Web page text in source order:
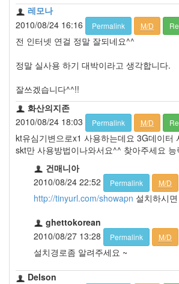
레모나
2010/08/24 16:16
Permalink M/D
전 인터넷 연걸 정말 잘되네요^^
정말 실사용 하기 대박이라고 생각합니다.
잘쓰겠습니다^^!!
화산의지존
2010/08/24 18:03
Permalink M/D
kt유심기변으로x1 사용하는데요 3G데이터
skt만 사용방법이나와서요^^ 찾아주세요
건매니아
2010/08/24 22:52
Permalink M/D
http://tinyurl.com/showapn 설치하시
ghettokorean
2010/08/27 13:28
Permalink M/D
설치경로좀 알려주세요 ~
Delson